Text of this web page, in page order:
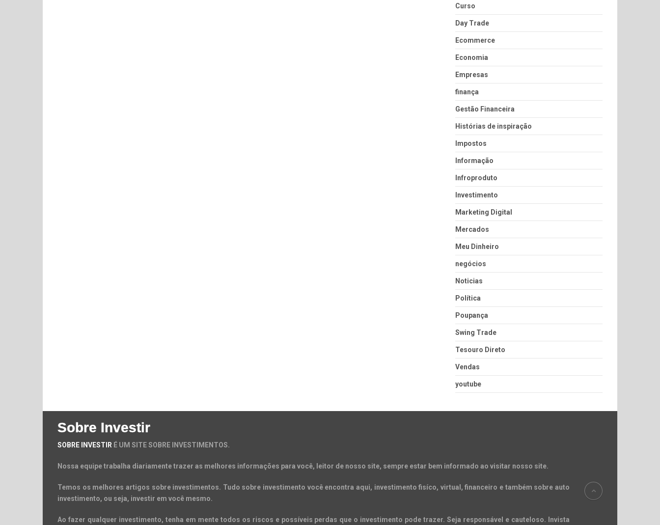
Curso
Day Trade
Ecommerce
Economia
Empresas
finança
Gestão Financeira
Histórias de inspiração
Impostos
Informação
Infroproduto
Investimento
Marketing Digital
Mercados
Meu Dinheiro
negócios
Noticias
Política
Poupança
Swing Trade
Tesouro Direto
Vendas
youtube
Sobre Investir
SOBRE INVESTIR É UM SITE SOBRE INVESTIMENTOS.
Nossa equipe trabalha diariamente trazer as melhores informações para você, leitor de nosso site, sempre estar bem informado ao visitar nosso site.
Temos os melhores artigos sobre investimentos. Tudo sobre investimento você encontra aqui, investimento fisíco, virtual, financeiro e também sobre auto
investimento, ou seja, investir em você mesmo.
Ao fazer qualquer investimento, tenha em mente todos os riscos e possíveis perdas que o investimento pode trazer. Seja responsável e cauteloso. Invista